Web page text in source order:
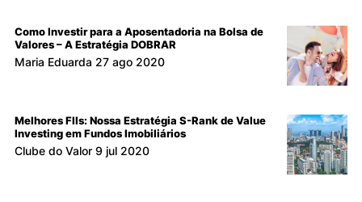
Como Investir para a Aposentadoria na Bolsa de
Valores – A Estratégia DOBRAR
Maria Eduarda 27 ago 2020
Melhores FIIs: Nossa Estratégia S-Rank de Value
Investing em Fundos Imobiliários
Clube do Valor 9 jul 2020